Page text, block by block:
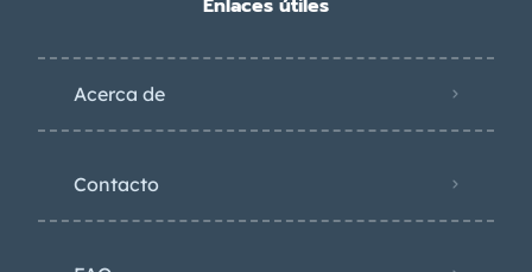
Acerca de
Contacto